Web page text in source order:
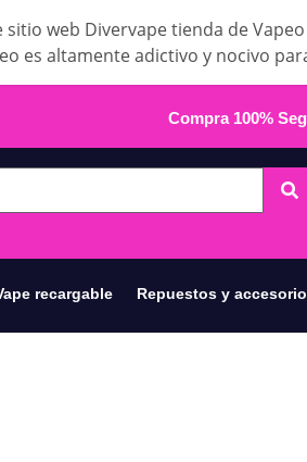
web Divervape tienda de
es altamente adictivo y nocivo
Compra 100%
recargable Repuestos y